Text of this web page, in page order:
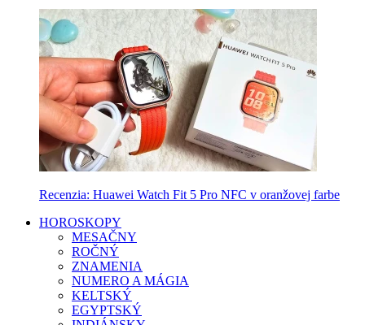
Recenzia: Huawei Watch Fit 5 Pro NFC v oranžovej farbe
HOROSKOPY
MESAČNY
ROČNÝ
ZNAMENIA
NUMERO A MÁGIA
KELTSKÝ
EGYPTSKÝ